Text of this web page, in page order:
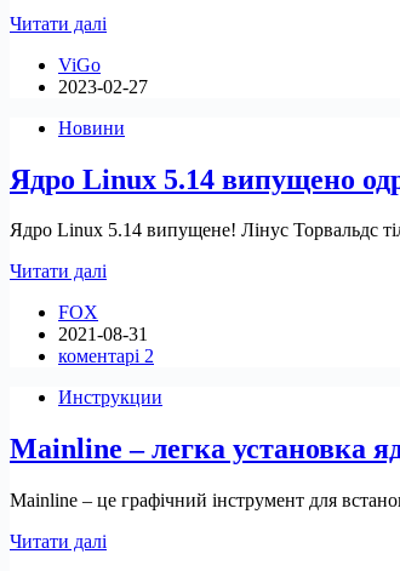
Читати далі
офіційно
підтримку
Silicon
ViGo
2023-02-27
Новини
Ядро Linux 5.14 випущено
Ядро Linux 5.14 випущене! Лінус Торвальдс
Читати далі
випущено
одразу
30-
Linux
FOX
2021-08-31
коментарі 2
Инструкции
Mainline – легка установка
Mainline – це графічний інструмент для
Читати далі